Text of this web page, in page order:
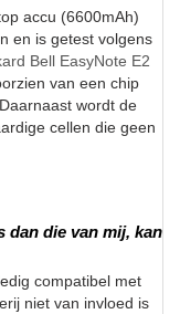
accu (6600mAh)
en is getest volgens
Bell EasyNote E2
van een chip
wordt de
cellen die geen
dan die van mij, kan
compatibel met
niet van invloed is